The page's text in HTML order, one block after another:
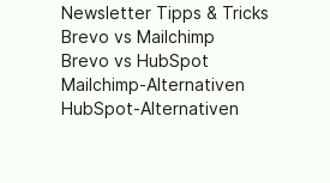
Newsletter Tipps & Tricks
Brevo vs Mailchimp
Brevo vs HubSpot
Mailchimp-Alternativen
HubSpot-Alternativen